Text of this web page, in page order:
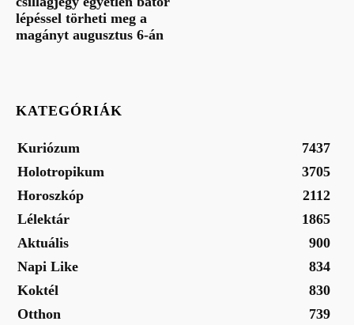
lépéssel törheti meg a
magányt augusztus 6-án
KATEGÓRIÁK
Kuriózum
7437
Holotropikum
3705
Horoszkóp
2112
Lélektár
1865
Aktuális
900
Napi Like
834
Koktél
830
Otthon
739